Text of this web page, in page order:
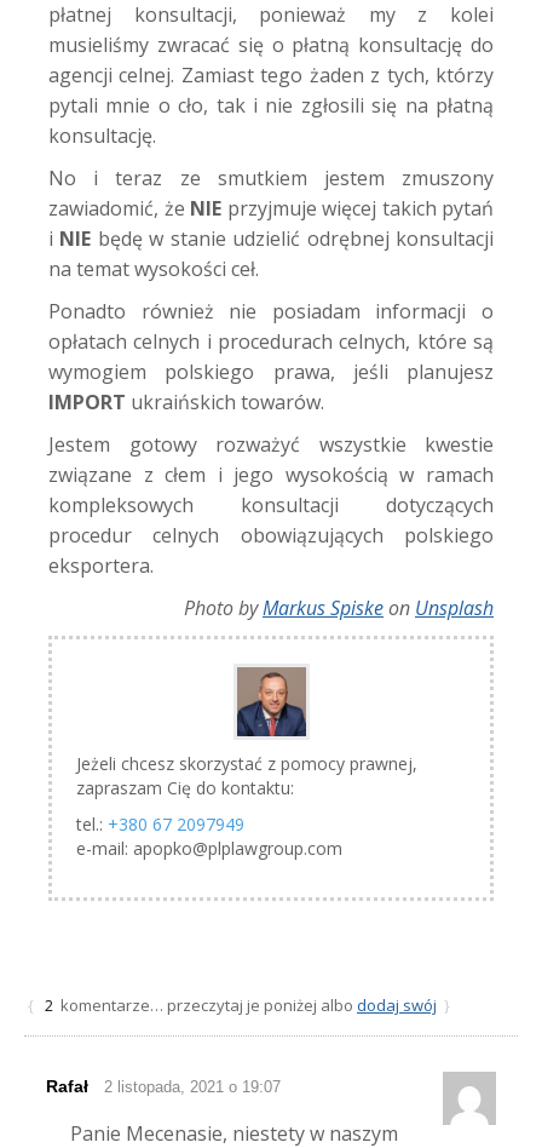
płatnej konsultacji, ponieważ my z kolei
musieliśmy zwracać się o płatną konsultację do
agencji celnej. Zamiast tego żaden z tych, którzy
pytali mnie o cło, tak i nie zgłosili się na płatną
konsultację.
No i teraz ze smutkiem jestem zmuszony
zawiadomić, że NIE przyjmuje więcej takich pytań
i NIE będę w stanie udzielić odrębnej konsultacji
na temat wysokości ceł.
Ponadto również nie posiadam informacji o
opłatach celnych i procedurach celnych, które są
wymogiem polskiego prawa, jeśli planujesz
IMPORT ukraińskich towarów.
Jestem gotowy rozważyć wszystkie kwestie
związane z cłem i jego wysokością w ramach
kompleksowych konsultacji dotyczących
procedur celnych obowiązujących polskiego
eksportera.
Photo byMarkus Spiskeon Unsplash
Jeżeli chcesz skorzystać z pomocy prawnej,
zapraszam Cię do kontaktu:
tel.: +380 67 2097949
e-mail: apopko@plplawgroup.com
{ 2 komentarze… przeczytaj je poniżej albo dodaj swój }
Rafał 2 listopada, 2021 o 19:07
Panie Mecenasie, niestety w naszym